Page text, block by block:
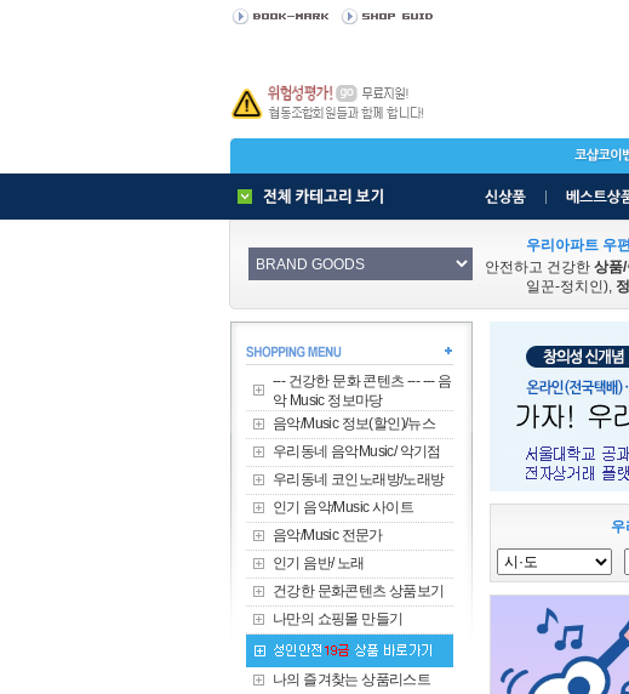
우리아파트 우
안전하고 건강한 상품
일꾼-정치인),
--- 건강한 문화 콘텐츠 --- --- 음
악 Music 정보마당
음악/Music 정보(할인)/뉴스
우리동네 음악Music/ 악기점
우리동네 코인노래방/노래방
인기 음악/Music 사이트
음악/Music 전문가
인기 음반/ 노래
건강한 문화콘텐츠 상품보기
나만의 쇼핑몰 만들기
나의 즐겨찾는 상품리스트
우